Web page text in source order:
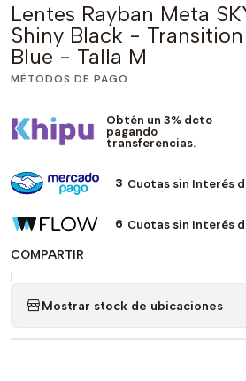
Lentes Rayban Meta
Shiny Black -
Blue - Talla M
MÉTODOS DE PAGO
Obtén un 3% dcto
pagando
transferencias.
3 Cuotas sin Interés
6 Cuotas sin Interés
COMPARTIR
|
Mostrar stock de ubicaciones